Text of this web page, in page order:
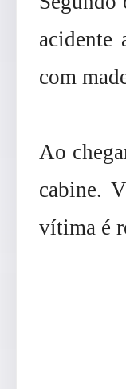
acidente
com
Ao
cabine.
vítima é